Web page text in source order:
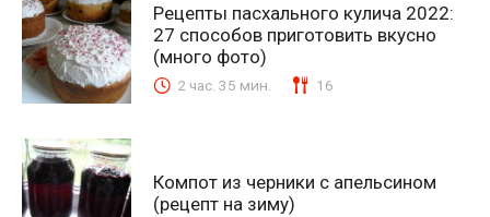
Рецепты пасхального кулича 2022:
27 способов приготовить вкусно
(много фото)
2 час. 35 мин. 16
Компот из черники с апельсином
(рецепт на зиму)